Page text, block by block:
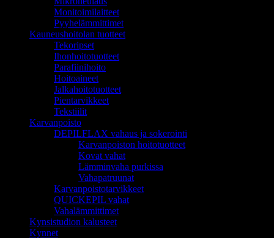
Monitoimilaitteet
Pyyhelämmittimet
Kauneushoitolan tuotteet
Tekoripset
Ihonhoitotuotteet
Parafiinihoito
Hoitoaineet
Jalkahoitotuotteet
Pientarvikkeet
Tekstiilit
Karvanpoisto
DEPILFLAX vahaus ja sokerointi
Karvanpoiston hoitotuotteet
Kovat vahat
Lämminvaha purkissa
Vahapatruunat
Karvanpoistotarvikkeet
QUICKEPIL vahat
Vahalämmittimet
Kynsistudion kalusteet
Kynnet